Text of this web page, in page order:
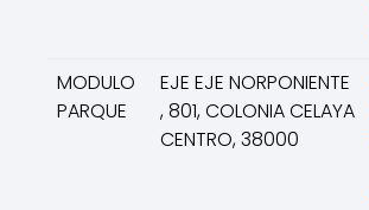
MODULO
PARQUE
EJE EJE NORPONIENTE
, 801, COLONIA CELAYA
CENTRO, 38000